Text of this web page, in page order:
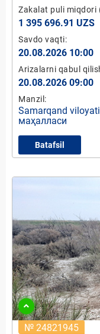
Zakalat puli miqdori
1 395 696.91 UZS
Savdo vaqti:
20.08.2026 10:00
Arizalarni qabul
20.08.2026 09:00
Manzil:
Samarqand
маҳалласи
Batafsil
№ 24821945